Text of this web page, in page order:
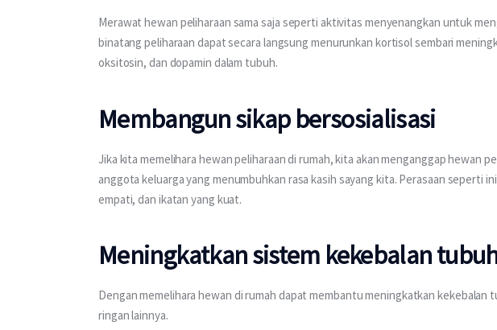
Merawat hewan peliharaan sama saja seperti aktivitas menyenangkan untuk
binatang peliharaan dapat secara langsung menurunkan kortisol sembari
oksitosin, dan dopamin dalam tubuh.
Membangun sikap bersosialisasi
Jika kita memelihara hewan peliharaan di rumah, kita akan menganggap hewan
anggota keluarga yang menumbuhkan rasa kasih sayang kita. Perasaan seperti
empati, dan ikatan yang kuat.
Meningkatkan sistem kekebalan
Dengan memelihara hewan di rumah dapat membantu meningkatkan kekebalan
ringan lainnya.